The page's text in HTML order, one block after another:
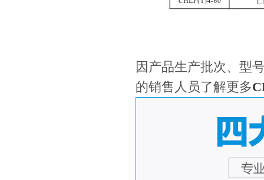
因产品生产批次、型
的销售人员了解更多